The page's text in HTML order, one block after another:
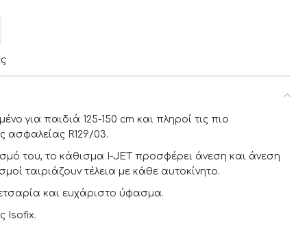
για παιδιά 125-150 cm και πληροί τις πιο
R129/03.
του, το κάθισμα I-JET προσφέρει άνεση και άνεση
ταιριάζουν τέλεια με κάθε αυτοκίνητο.
και ευχάριστο ύφασμα.
Isofix.